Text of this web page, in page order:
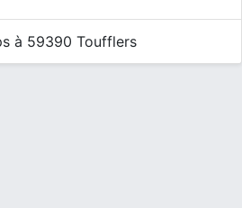
à 59390 Toufflers